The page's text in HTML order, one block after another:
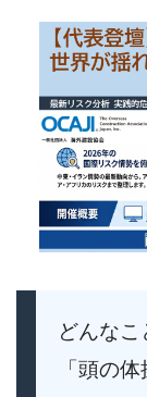
どんな
「頭の体